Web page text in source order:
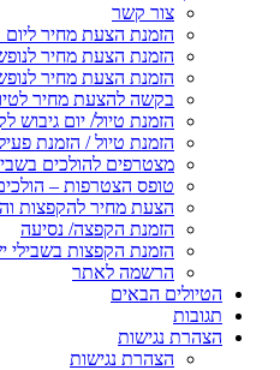
צור קשר
הזמנת הצעת מחיר ליום
הזמנת הצעת מחיר
הזמנת הצעת מחיר
בקשה להצעת מחיר
הזמנת טיול/ יום גיבוש
הזמנת טיול / הזמנת
מצטרפים להולכים
טופס הצטרפות –
הצעת מחיר להקפצות
הזמנת הקפצה/ נסיעה
הזמנת הקפצות בשבילי
הרשמה לאתר
הטיולים הבאים
תגובות
הצהרת נגישות
הצהרת נגישות